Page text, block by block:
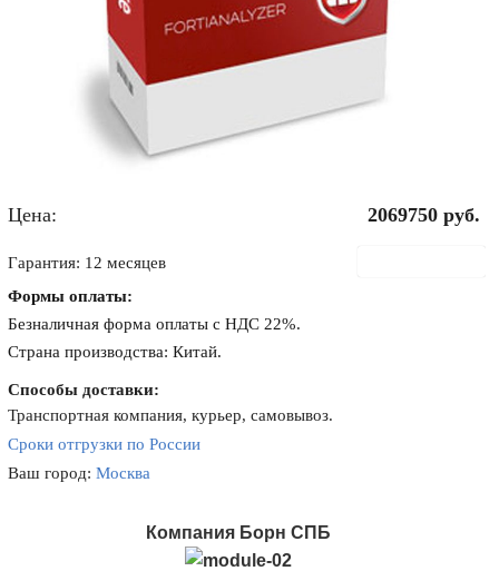
Цена: 2069750 руб.
Гарантия: 12 месяцев
Формы оплаты:
Безналичная форма оплаты с НДС 22%.
Страна производства: Китай.
Способы доставки:
Транспортная компания, курьер, самовывоз.
Сроки отгрузки по России
Ваш город:Москва
Компания Борн СПБ